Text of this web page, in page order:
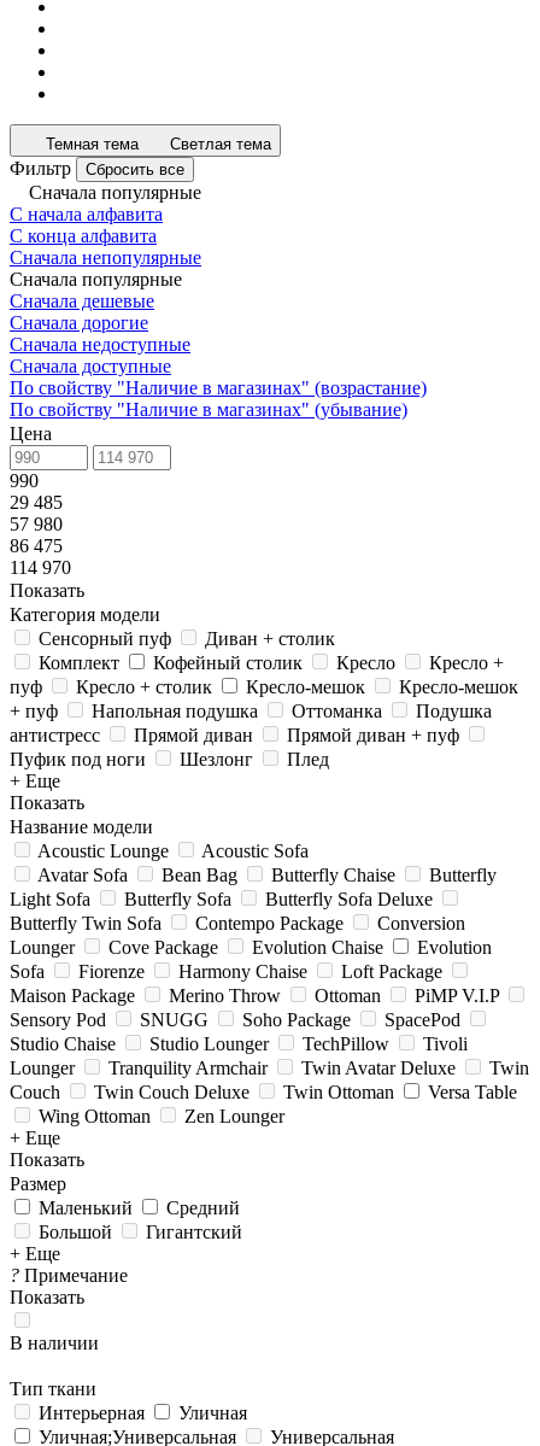
Темная тема Светлая тема
Фильтр Сбросить все
Сначала популярные
С начала алфавита
С конца алфавита
Сначала непопулярные
Сначала популярные
Сначала дешевые
Сначала дорогие
Сначала недоступные
Сначала доступные
По свойству "Наличие в магазинах" (возрастание)
По свойству "Наличие в магазинах" (убывание)
Цена
990
29 485
57 980
86 475
114 970
Показать
Категория модели
Сенсорный пуф
Диван + столик
Комплект
Кофейный столик Кресло
Кресло +
пуф
Кресло + столик Кресло-мешок
Кресло-мешок
+ пуф
Напольная подушка Оттоманка
Подушка
антистресс
Прямой диван
Прямой диван + пуф
Пуфик под ноги
Шезлонг
Плед
+ Еще
Показать
Название модели
Acoustic Lounge
Acoustic Sofa
Avatar Sofa
Bean Bag Butterfly Chaise
Butterfly
Light Sofa
Butterfly Sofa
Butterfly Sofa Deluxe
Butterfly Twin Sofa
Contempo Package
Conversion
Lounger
Cove Package Evolution Chaise
Evolution
Sofa
Fiorenze Harmony Chaise
Loft Package
Maison Package
Merino Throw Ottoman
PiMP V.I.P
Sensory Pod
SNUGG Soho Package
SpacePod
Studio Chaise
Studio Lounger TechPillow
Tivoli
Lounger
Tranquility Armchair Twin Avatar Deluxe
Twin
Couch
Twin Couch Deluxe Twin Ottoman
Versa Table
Wing Ottoman
Zen Lounger
+ Еще
Показать
Размер
Маленький
Средний
Большой
Гигантский
+ Еще
? Примечание
Показать
В наличии
Тип ткани
Интерьерная
Уличная
Уличная;Универсальная
Универсальная